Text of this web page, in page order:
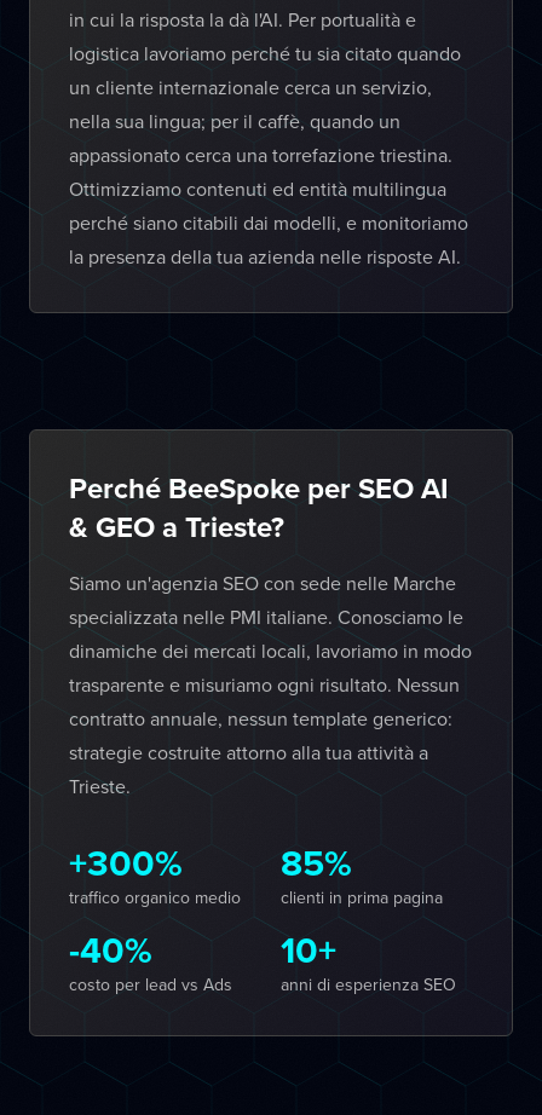
in cui la risposta la dà l'AI. Per portualità e
logistica lavoriamo perché tu sia citato quando
un cliente internazionale cerca un servizio,
nella sua lingua; per il caffè, quando un
appassionato cerca una torrefazione triestina.
Ottimizziamo contenuti ed entità multilingua
perché siano citabili dai modelli, e monitoriamo
la presenza della tua azienda nelle risposte AI.
Perché BeeSpoke per SEO AI
& GEO a Trieste?
Siamo un'agenzia SEO con sede nelle Marche
specializzata nelle PMI italiane. Conosciamo le
dinamiche dei mercati locali, lavoriamo in modo
trasparente e misuriamo ogni risultato. Nessun
contratto annuale, nessun template generico:
strategie costruite attorno alla tua attività a
Trieste.
+300%
traffico organico medio
85%
clienti in prima pagina
-40%
costo per lead vs Ads
10+
anni di esperienza SEO